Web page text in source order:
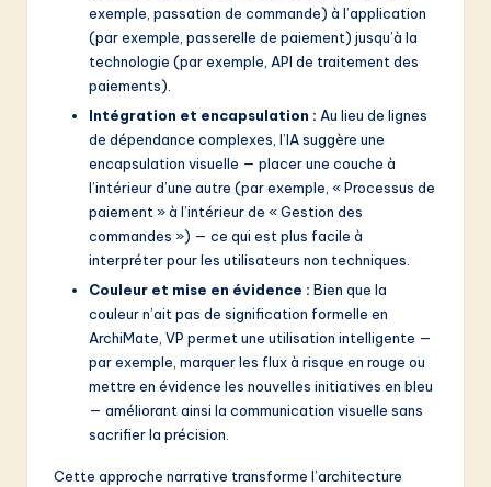
exemple, passation de commande) à l’application
(par exemple, passerelle de paiement) jusqu’à la
technologie (par exemple, API de traitement des
paiements).
Intégration et encapsulation : Au lieu de lignes
de dépendance complexes, l’IA suggère une
encapsulation visuelle — placer une couche à
l’intérieur d’une autre (par exemple, « Processus de
paiement » à l’intérieur de « Gestion des
commandes ») — ce qui est plus facile à
interpréter pour les utilisateurs non techniques.
Couleur et mise en évidence : Bien que la
couleur n’ait pas de signification formelle en
ArchiMate, VP permet une utilisation intelligente —
par exemple, marquer les flux à risque en rouge ou
mettre en évidence les nouvelles initiatives en bleu
— améliorant ainsi la communication visuelle sans
sacrifier la précision.
Cette approche narrative transforme l’architecture